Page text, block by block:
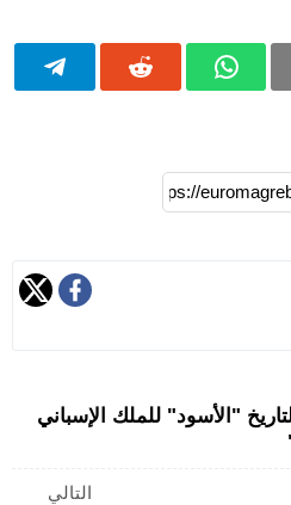
"الأسود" للملك الإسباني
التالي